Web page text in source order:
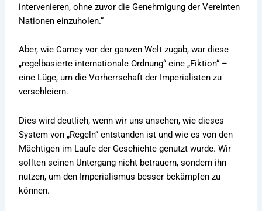
intervenieren, ohne zuvor die Genehmigung der Vereinten
Nationen einzuholen.“
Aber, wie Carney vor der ganzen Welt zugab, war diese
„regelbasierte internationale Ordnung“ eine „Fiktion“ –
eine Lüge, um die Vorherrschaft der Imperialisten zu
verschleiern.
Dies wird deutlich, wenn wir uns ansehen, wie dieses
System von „Regeln“ entstanden ist und wie es von den
Mächtigen im Laufe der Geschichte genutzt wurde. Wir
sollten seinen Untergang nicht betrauern, sondern ihn
nutzen, um den Imperialismus besser bekämpfen zu
können.